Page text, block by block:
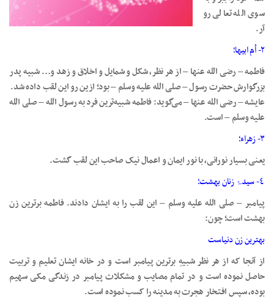
سوی الله تعالی رو
آر.
۲- اُم ابيها؛
فاطمه – رضی الله عنها – از هر نظر، شکل و شمايل و اخلاق و زهد و… شبيه پدر
بزرگوارش حضرت رسول – صلی الله عليه وسلم – بود؛ ازين رو اين لقب داده شد.
عایشه – رضی الله عنها – می‌گويد: فاطمه شبيه‌ترين فرد به رسول الله – صلی الله
علیه وسلم – است.
۳- زهراء؛
يعنی بسيار نورانی، با نور ايمان و اعمال نيک صاحب اين لقب گشت.
٤- سيدۂ زنان بهشت؛
پيامبر – صلی الله عليه وسلم – اين لقب را به ايشان دادند. فاطمه برترين زن
بهشت است؛ چون:
بهترين زن دنياست
از آنجا که از هر نظر شبيهِ برترين پيامبر است و در خانه ايشان تعليم و تربيت
حاصل نموده است و در تمام مصايب و مشکلات پيامبر در زندگی مکی سهيم
بوده، سپس افتخار هجرت به مدينه را کسب نموده است.